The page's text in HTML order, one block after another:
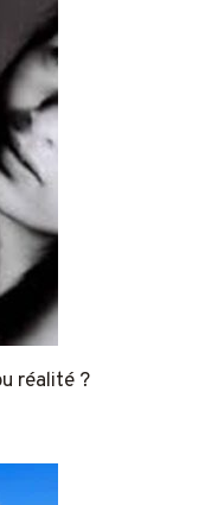
réalité ?